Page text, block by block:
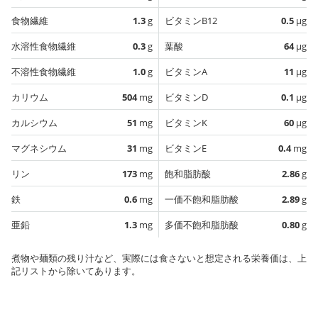
食物繊維
1.3g
水溶性食物繊維
0.3g
不溶性食物繊維
1.0g
カリウム
504mg
カルシウム
51 mg
マグネシウム
31 mg
リン
173 mg
鉄
0.6 mg
亜鉛
1.3 mg
ビタミンB12
0.5 µg
葉酸
64µg
ビタミンA
11 µg
ビタミンD
0.1 µg
ビタミンK
60 µg
ビタミンE
0.4mg
飽和脂肪酸
2.86g
一価不飽和脂肪酸
2.89g
多価不飽和脂肪酸
0.80g
煮物や麺類の残り汁など、実際には食さないと想定される栄養価は、上
記リストから除いてあります。